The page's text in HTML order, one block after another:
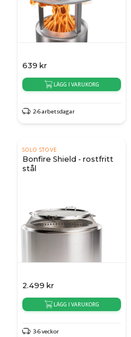
639 kr
LÄGG I VARUKORG
2-6 arbetsdagar
SOLO STOVE
Bonfire Shield - rostfritt
stål
2.499 kr
LÄGG I VARUKORG
3-6 veckor